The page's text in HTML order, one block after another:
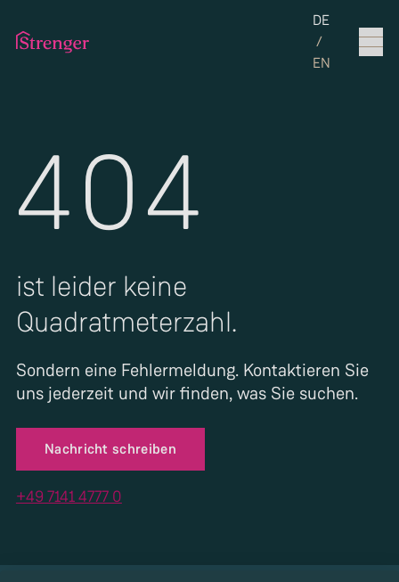
Set the
DE
/
EN
404
ist leider keine
Quadratmeterzahl.
Sondern eine Fehlermeldung. Kontaktieren Sie
uns jederzeit und wir finden, was Sie suchen.
Nachricht schreiben
+49 7141 4777 0